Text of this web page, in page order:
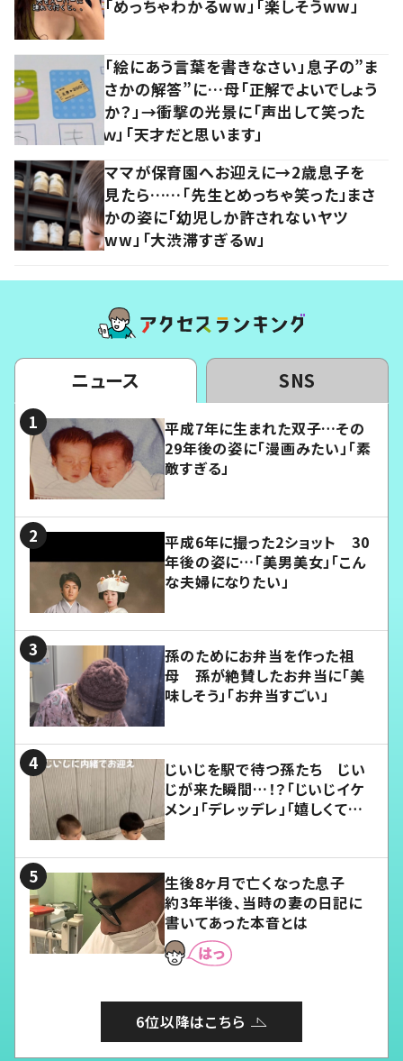
「めっちゃわかるww」「楽しそうww」
「絵にあう言葉を書きなさい」息子の”ま
さかの解答”に…母「正解でよいでしょう
か？」→衝撃の光景に「声出して笑った
ｗ」「天才だと思います」
ママが保育園へお迎えに→2歳息子を
見たら……「先生とめっちゃ笑った」まさ
かの姿に「幼児しか許されないヤツ
ww」「大渋滞すぎるw」
ニュース SNS
平成7年に生まれた双子…その
29年後の姿に「漫画みたい」「素
敵すぎる」
平成6年に撮った2ショット 30
年後の姿に…「美男美女」「こん
な夫婦になりたい」
孫のためにお弁当を作った祖
母 孫が絶賛したお弁当に「美
味しそう」「お弁当すごい」
じいじを駅で待つ孫たち じい
じが来た瞬間…！？「じいじイケ
メン」「デレッデレ」「嬉しくて可
生後8ヶ月で亡くなった息子
約3年半後、当時の妻の日記に
書いてあった本音とは
6位以降はこちら